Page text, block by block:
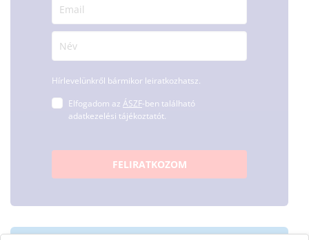
Hírlevelünkről bármikor leiratkozhatsz.
Elfogadom az ÁSZF-ben található
adatkezelési tájékoztatót.
FELIRATKOZOM